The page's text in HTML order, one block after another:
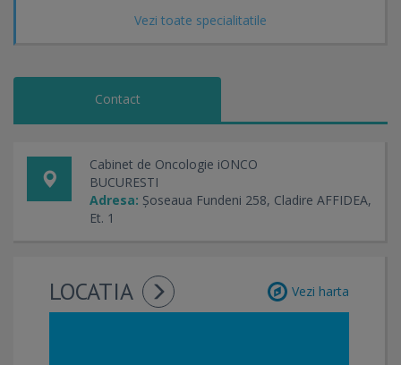
Vezi toate specialitatile
Contact
Cabinet de Oncologie iONCO
BUCURESTI
Adresa: Șoseaua Fundeni 258, Cladire AFFIDEA,
Et. 1
LOCATIA Vezi harta